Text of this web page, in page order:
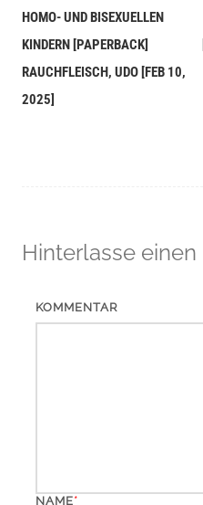
(Beiträge)
HOMO- UND BISEXUELLEN
KINDERN [PAPERBACK]
RAUCHFLEISCH, UDO [FEB 10,
2025]
Hinterlasse einen
KOMMENTAR
NAME*